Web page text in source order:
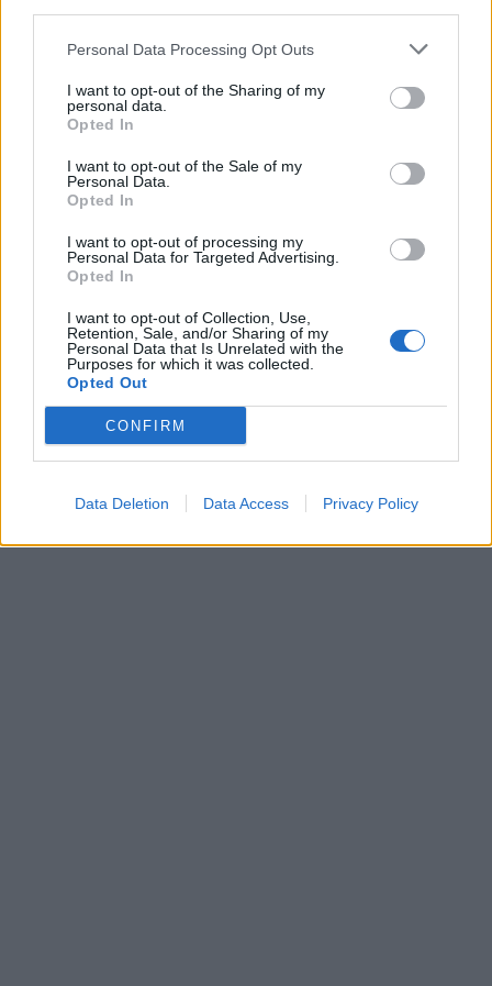
Personal Data Processing Opt Outs
I want to opt-out of the Sharing of my
personal data.
Opted In
I want to opt-out of the Sale of my
Personal Data.
Opted In
I want to opt-out of processing my
Personal Data for Targeted Advertising.
Opted In
I want to opt-out of Collection, Use,
Retention, Sale, and/or Sharing of my
Personal Data that Is Unrelated with the
Purposes for which it was collected.
Opted Out
CONFIRM
Data Deletion Data Access Privacy Policy